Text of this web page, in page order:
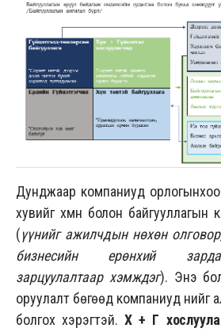
Дунджаар компаниуд
хувийг хүмүүн болон байгууллагын
(үүнийг ажилчдын нөхөн
бизнесийн ерөнхий
зарцуулалтаар хэмждэг). Энэ
оруулалт бөгөөд компаниуд үүнийг
болгох хэрэгтэй. Х+ Г